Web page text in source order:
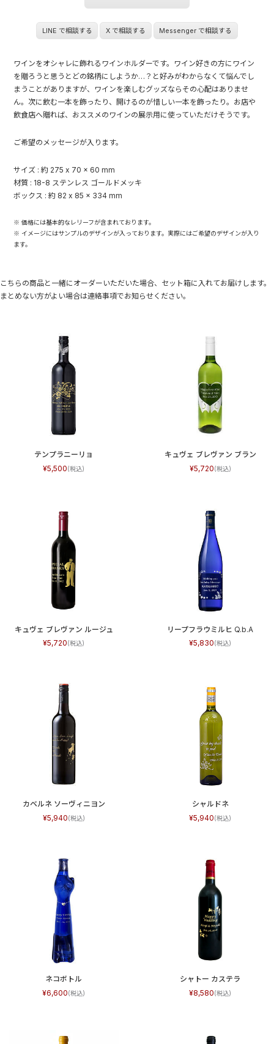
LINE で相談する X で相談する Messenger で相談する
ワインをオシャレに飾れるワインホルダーです。ワイン好きの方にワイン
を贈ろうと思うとどの銘柄にしようか…？と好みがわからなくて悩んでし
まうことがありますが、ワインを楽しむグッズならその心配はありませ
ん。次に飲む一本を飾ったり、開けるのが惜しい一本を飾ったり。お店や
飲食店へ贈れば、おススメのワインの展示用に使っていただけそうです。
ご希望のメッセージが入ります。
サイズ : 約 275 x 70 x 60 mm
材質 : 18-8 ステンレス ゴールドメッキ
ボックス : 約 82 x 85 x 334 mm
※ 価格には基本的なレリーフが含まれております。
※ イメージにはサンプルのデザインが入っております。実際にはご希望のデザインが入り
ます。
こちらの商品と一緒にオーダーいただいた場合、セット箱に入れてお届けします。
まとめない方がよい場合は連絡事項でお知らせください。
テンプラニーリョ
5,500
キュヴェ ブレヴァン ブラン
5,720
キュヴェ ブレヴァン ルージュ
5,720
リープフラウミルヒ Q.b.A
5,830
カベルネ ソーヴィニヨン
5,940
シャルドネ
5,940
ネコボトル
6,600
シャトー カステラ
8,580